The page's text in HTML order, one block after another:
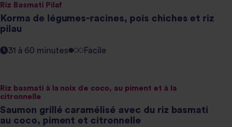
Riz Basmati Pilaf
Korma de légumes-racines, pois chiches et riz
pilau
31 à 60 minutes Facile
Riz basmati à la noix de coco, au piment et à la
citronnelle
Saumon grillé caramélisé avec du riz basmati
au coco, piment et citronnelle